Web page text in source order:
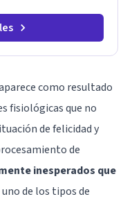
como resultado
fisiológicas que no
de felicidad y
de
inesperados que
de los tipos de